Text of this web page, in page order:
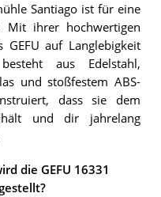
Santiago ist für eine
Mit ihrer hochwertigen
GEFU auf Langlebigkeit
aus Edelstahl,
und stoßfestem ABS-
dass sie dem
und dir jahrelang
die GEFU 16331